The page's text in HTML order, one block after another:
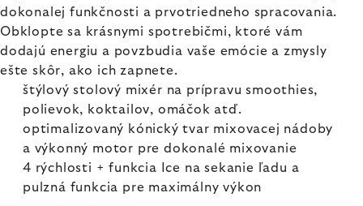
dokonalej funkčnosti a prvotriedneho spracovania.
Obklopte sa krásnymi spotrebičmi, ktoré vám
dodajú energiu a povzbudia vaše emócie a zmysly
ešte skôr, ako ich zapnete.
štýlový stolový mixér na prípravu smoothies,
polievok, koktailov, omáčok atď.
optimalizovaný kónický tvar mixovacej nádoby
a výkonný motor pre dokonalé mixovanie
4 rýchlosti + funkcia Ice na sekanie ľadu a
pulzná funkcia pre maximálny výkon